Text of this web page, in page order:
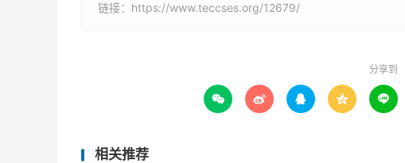
链接： https://www.teccses.org/12679/
分享到
    
相关推荐